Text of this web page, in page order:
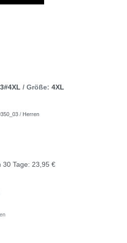
/ Größe: 4XL
/ Herren
30 Tage: 23,95 €